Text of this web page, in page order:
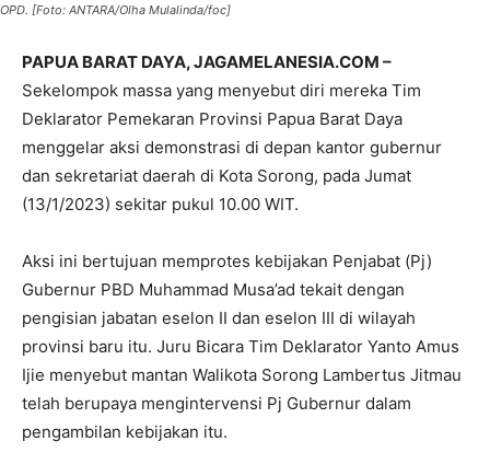
OPD. [Foto: ANTARA/Olha Mulalinda/foc]
PAPUA BARAT DAYA, JAGAMELANESIA.COM –
Sekelompok massa yang menyebut diri mereka Tim
Deklarator Pemekaran Provinsi Papua Barat Daya
menggelar aksi demonstrasi di depan kantor gubernur
dan sekretariat daerah di Kota Sorong, pada Jumat
(13/1/2023) sekitar pukul 10.00 WIT.
Aksi ini bertujuan memprotes kebijakan Penjabat (Pj)
Gubernur PBD Muhammad Musa’ad tekait dengan
pengisian jabatan eselon II dan eselon III di wilayah
provinsi baru itu. Juru Bicara Tim Deklarator Yanto Amus
Ijie menyebut mantan Walikota Sorong Lambertus Jitmau
telah berupaya mengintervensi Pj Gubernur dalam
pengambilan kebijakan itu.